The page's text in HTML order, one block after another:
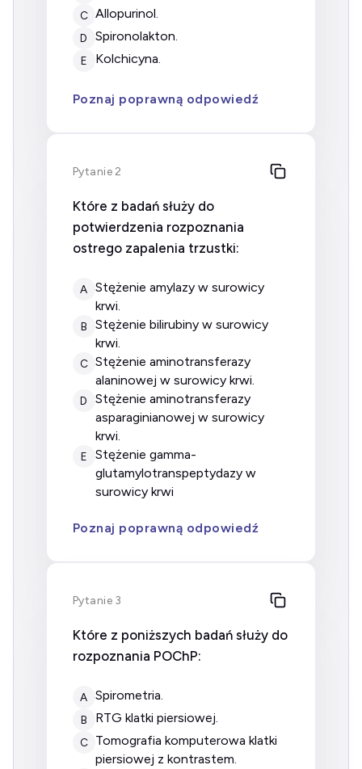
C allopurinol.
D spironolakton.
E kolchicyna.
Poznaj poprawną odpowiedź
Pytanie 2
Które z badań służy do
potwierdzenia rozpoznania
ostrego zapalenia trzustki:
A
stężenie amylazy w surowicy
krwi.
B
stężenie bilirubiny w surowicy
krwi.
C stężenie aminotransferazy
alaninowej w surowicy krwi.
D
stężenie aminotransferazy
asparaginianowej w surowicy
krwi.
E
stężenie gamma-
glutamylotranspeptydazy w
surowicy krwi
Poznaj poprawną odpowiedź
Pytanie 3
Które z poniższych badań służy do
rozpoznania POChP:
A spirometria.
B RTG klatki piersiowej.
C
tomografia komputerowa klatki
piersiowej z kontrastem.